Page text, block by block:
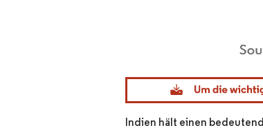
Bild © Mordor Intelligence.
Indien hält einen